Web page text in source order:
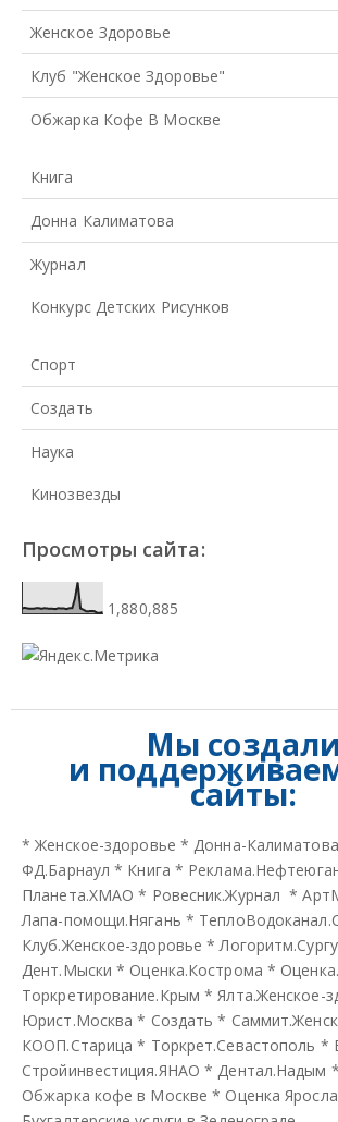
Женское Здоровье
Клуб "Женское Здоровье"
Обжарка Кофе В Москве
Книга
Донна Калиматова
Журнал
Конкурс Детских Рисунков
Спорт
Создать
Наука
Кинозвезды
Просмотры сайта:
1,880,885
Мы создали
и
сайты:
*Женское-здоровье * Донна-Калиматова
ФД.Барнаул * Книга *
Планета.ХМАО * Ровесник.Журнал *
Лапа-помощи.Нягань *
Клуб.Женское-здоровье *
Дент.Мыски * Оценка.Кострома *
Торкретирование.Крым * Ялта.Женское-
Юрист.Москва * Создать *
КООП.Старица * Торкрет.Севастополь *
Стройинвестиция.ЯНАО * Дентал.Надым *
Обжарка кофе в Москве * Оценка